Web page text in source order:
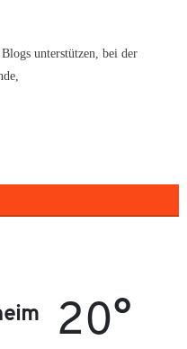
unterstützen, bei der
20°